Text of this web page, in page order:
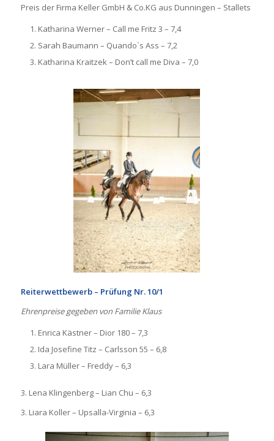
Preis der Firma Keller GmbH & Co.KG aus Dunningen – Stallets
Katharina Werner – Call me Fritz 3 – 7,4
Sarah Baumann – Quando`s Ass – 7,2
Katharina Kraitzek – Don’t call me Diva – 7,0
Reiterwettbewerb – Prüfung Nr. 10/1
Ehrenpreise gegeben von Familie Klaus
Enrica Kästner – Dior 180 – 7,3
Ida Josefine Titz – Carlsson 55 – 6,8
Lara Müller – Freddy – 6,3
3. Lena Klingenberg – Lian Chu – 6,3
3. Liara Koller – Upsalla-Virginia – 6,3